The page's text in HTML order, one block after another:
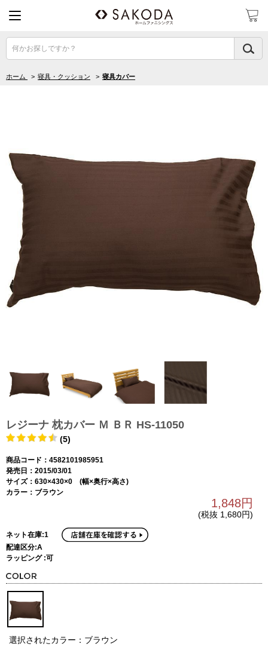
何かお探しですか？
ホーム > 寝具・クッション > 寝具カバー
レジーナ 枕カバー Ｍ ＢＲ HS-11050
(5)
商品コード：4582101985951
発売日：2015/03/01
サイズ：630×430×0 (幅×奥行×高さ)
カラー：ブラウン
1,848円
(税抜 1,680円)
ネット在庫:1
配達区分:A
ラッピング :可
選択されたカラー：ブラウン